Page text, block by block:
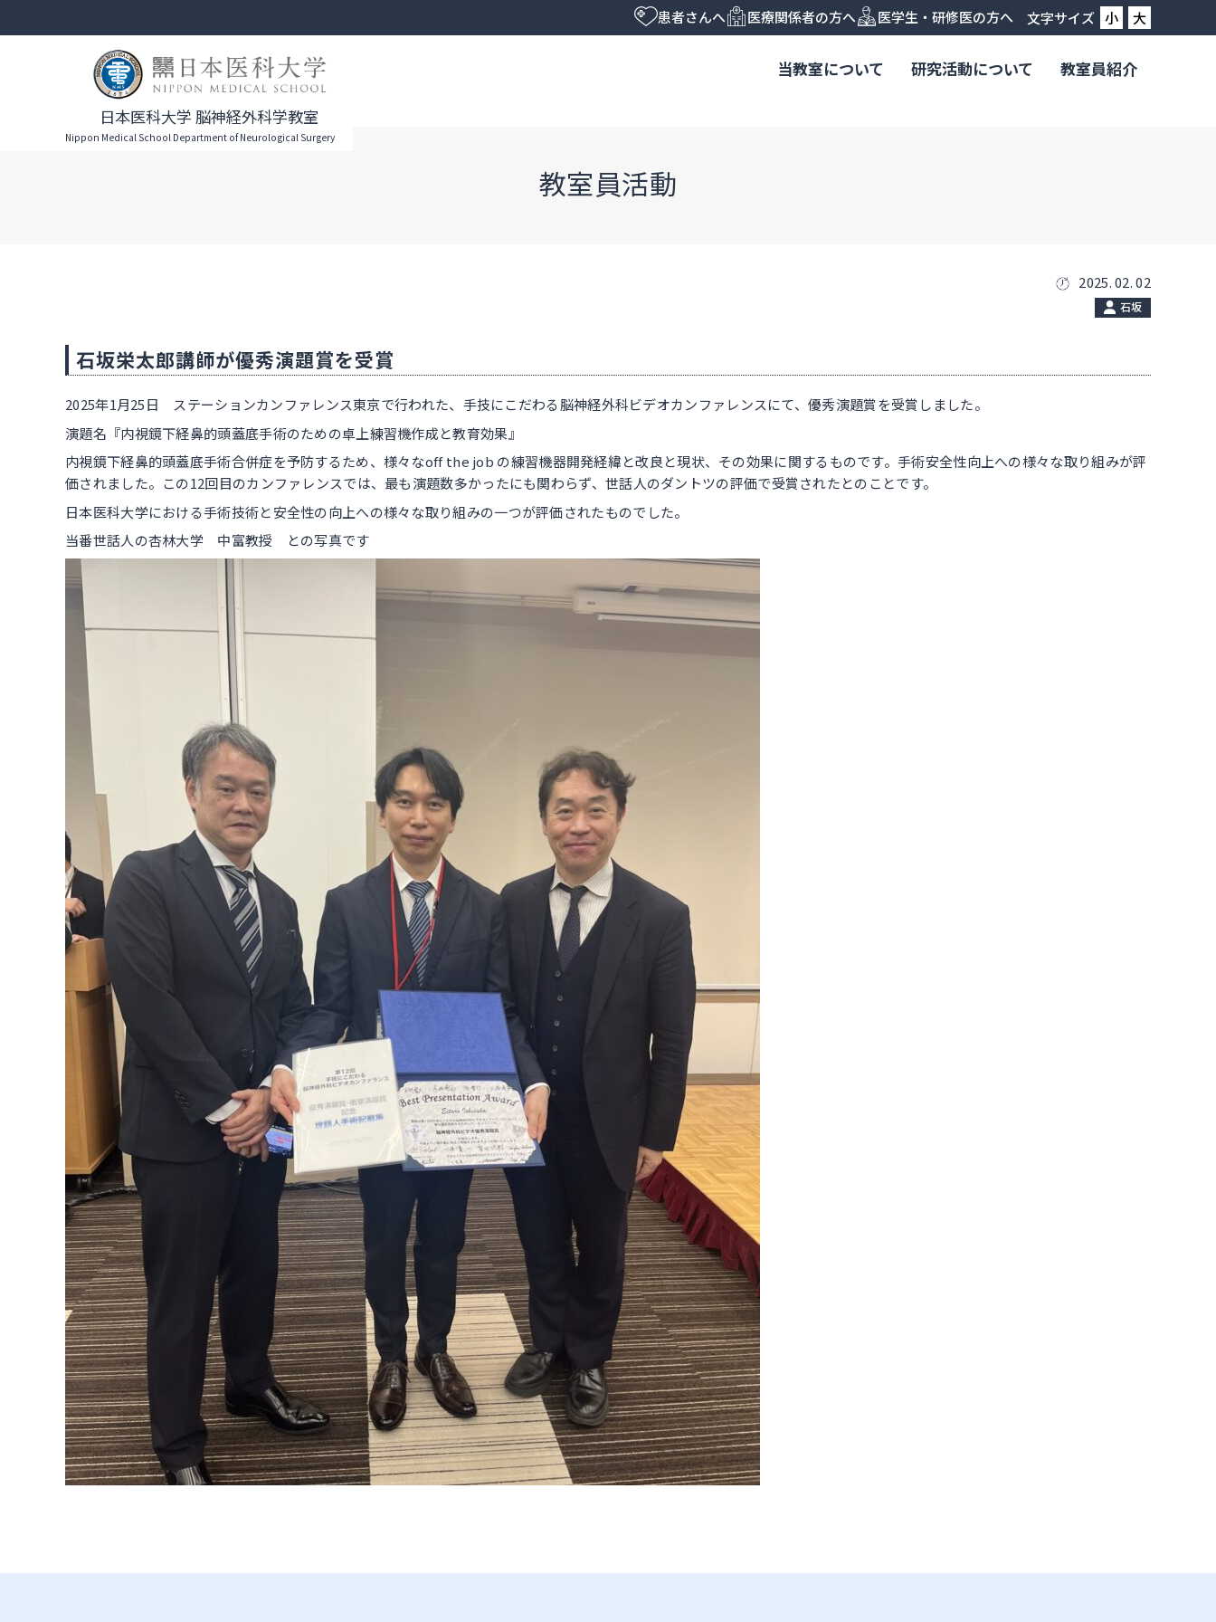
患者さんへ 医療関係者の方へ 医学生・研修医の方へ 文字サイズ 小 大
日本医科大学 脳神経外科学教室
Nippon Medical School Department of Neurological Surgery
当教室について 研究活動について 教室員紹介
教室員活動
2025. 02. 02
石坂
石坂栄太郎講師が優秀演題賞を受賞
2025年1月25日 ステーションカンファレンス東京で行われた、手技にこだわる脳神経外科ビデオカンファレンスにて、優秀演題賞を受賞しました。
演題名『内視鏡下経鼻的頭蓋底手術のための卓上練習機作成と教育効果』
内視鏡下経鼻的頭蓋底手術合併症を予防するため、様々なoff the job の練習機器開発経緯と改良と現状、その効果に関するものです。手術安全性向上への様々な取り組みが評
価されました。この12回目のカンファレンスでは、最も演題数多かったにも関わらず、世話人のダントツの評価で受賞されたとのことです。
日本医科大学における手術技術と安全性の向上への様々な取り組みの一つが評価されたものでした。
当番世話人の杏林大学 中富教授 との写真です